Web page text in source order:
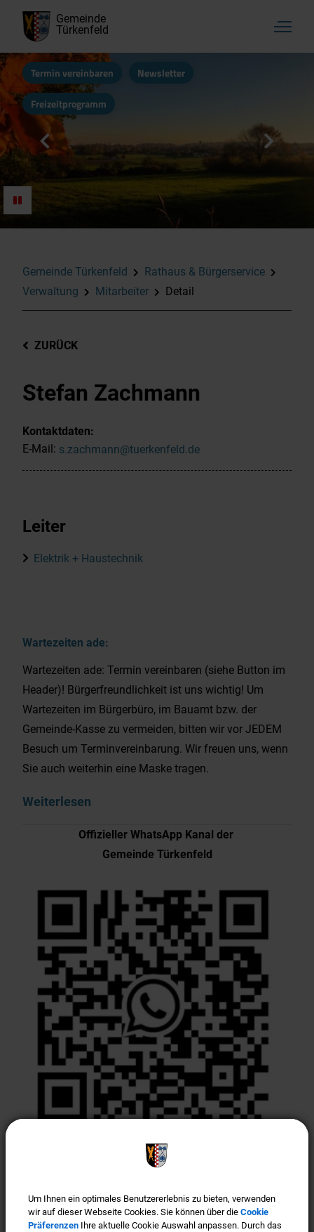
Gemeinde
Türkenfeld
Termin vereinbaren Newsletter
Freizeitprogramm
Wartezeiten ade:
Wartezeiten ade: Termin vereinbaren (siehe Button im
Header)! Bürgerfreundlichkeit ist uns wichtig! Um
Wartezeiten im Bürgerbüro, im Bauamt bzw. der
Gemeinde-Kasse zu vermeiden, bitten wir vor JEDEM
Besuch um Terminvereinbarung. Wir freuen uns, wenn
Sie auch weiterhin eine Maske tragen.
Weiterlesen
Offizieller WhatsApp Kanal der
Gemeinde Türkenfeld
Türkenfeld ist "Gigabit-Region"
Gemeinde Türkenfeld
Rathaus & Bürgerservice
Verwaltung
Mitarbeiter Detail
ZURÜCK
Stefan Zachmann
Kontaktdaten:
E-Mail: s.zachmann@tuerkenfeld.de
Leiter
Elektrik + Haustechnik
Um Ihnen ein optimales Benutzererlebnis zu bieten, verwenden
wir auf dieser Webseite Cookies. Sie können über die Cookie
Präferenzen Ihre aktuelle Cookie Auswahl anpassen. Durch das
Um Ihnen ein optimales Benutzererlebnis zu bieten, verwenden
wir auf dieser Webseite Cookies. Sie können über die Cookie
Präferenzen Ihre aktuelle Cookie Auswahl anpassen. Durch das